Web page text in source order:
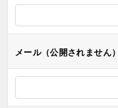
ン
メール（公開されません）